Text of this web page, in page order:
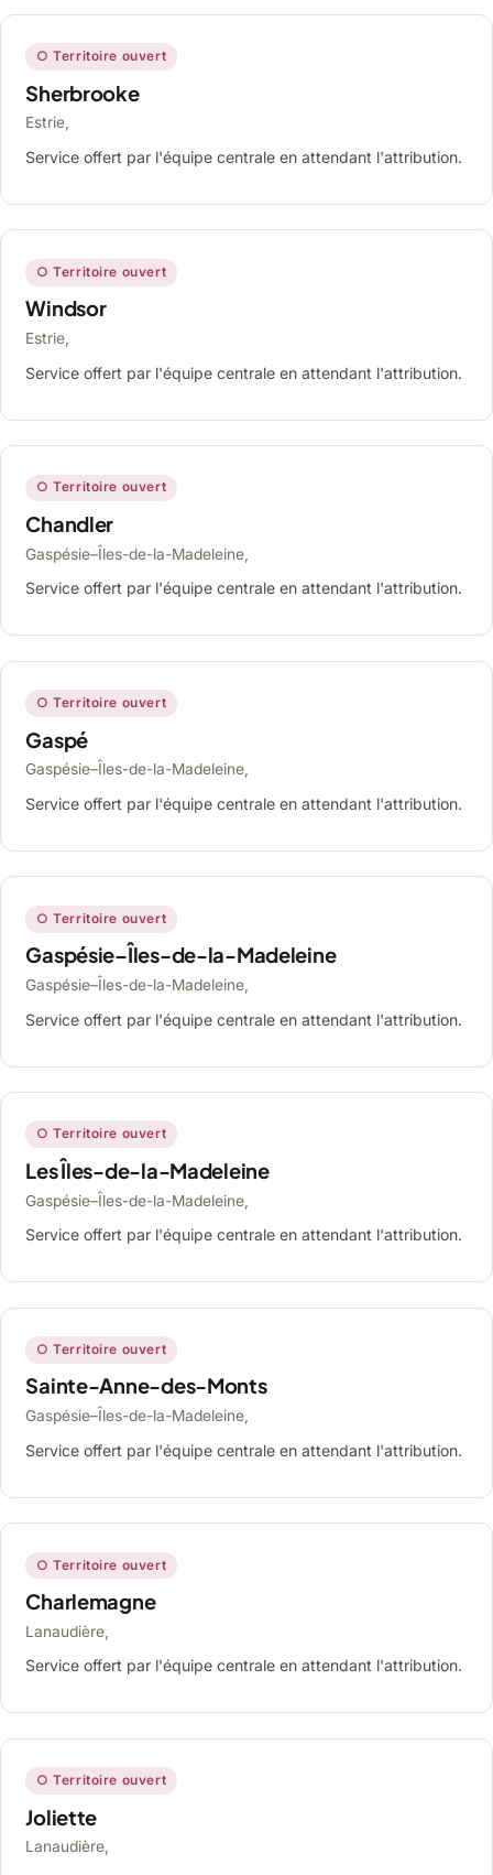
○ Territoire ouvert
Sherbrooke
Estrie,
Service offert par l'équipe centrale en attendant l'attribution.
○ Territoire ouvert
Windsor
Estrie,
Service offert par l'équipe centrale en attendant l'attribution.
○ Territoire ouvert
Chandler
Gaspésie–Îles-de-la-Madeleine,
Service offert par l'équipe centrale en attendant l'attribution.
○ Territoire ouvert
Gaspé
Gaspésie–Îles-de-la-Madeleine,
Service offert par l'équipe centrale en attendant l'attribution.
○ Territoire ouvert
Gaspésie–Îles-de-la-Madeleine
Gaspésie–Îles-de-la-Madeleine,
Service offert par l'équipe centrale en attendant l'attribution.
○ Territoire ouvert
Les Îles-de-la-Madeleine
Gaspésie–Îles-de-la-Madeleine,
Service offert par l'équipe centrale en attendant l'attribution.
○ Territoire ouvert
Sainte-Anne-des-Monts
Gaspésie–Îles-de-la-Madeleine,
Service offert par l'équipe centrale en attendant l'attribution.
○ Territoire ouvert
Charlemagne
Lanaudière,
Service offert par l'équipe centrale en attendant l'attribution.
○ Territoire ouvert
Joliette
Lanaudière,